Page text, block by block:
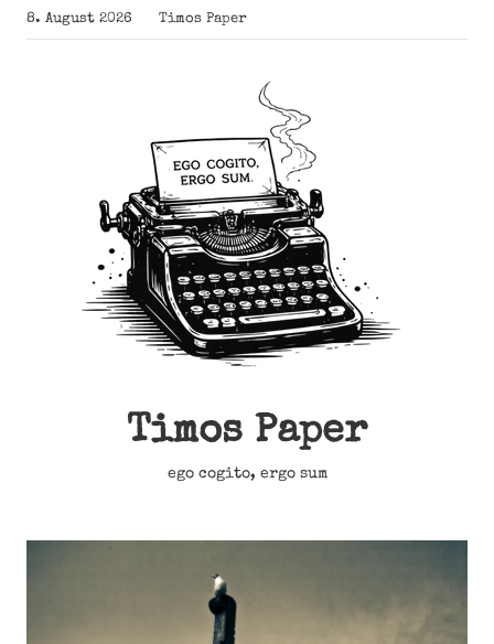
Zum
Inhalt
8. August 2026 Timos Paper
Timos Paper
ego cogito, ergo sum